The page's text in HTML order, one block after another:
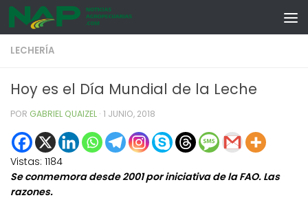
Skip to content
LECHERÍA
Hoy es el Día Mundial de la Leche
POR GABRIEL QUAIZEL · 1 JUNIO, 2018
Vistas: 1184
Se conmemora desde 2001 por iniciativa de la FAO. Las
razones.